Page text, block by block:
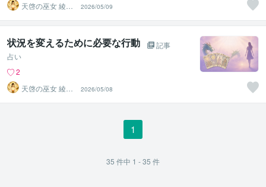
天啓の巫女 綾乃
｜神仏龍神の神
託師
2026/05/09
状況を変えるために必要な行動
記事
占い
2
天啓の巫女 綾乃
｜神仏龍神の神
託師
2026/05/08
1
35 件中 1 - 35 件